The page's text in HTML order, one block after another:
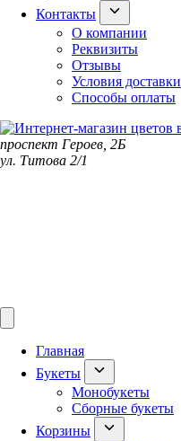
Контакты
О компании
Реквизиты
Отзывы
Условия доставки
Способы оплаты
проспект Героев, 2Б
ул. Титова 2/1
Главная
Букеты
Монобукеты
Сборные букеты
Корзины